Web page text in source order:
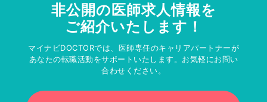
非公開の医師求人情報を
ご紹介いたします！
マイナビDOCTORでは、医師専任のキャリアパートナーが
あなたの転職活動をサポートいたします。お気軽にお問い
合わせください。